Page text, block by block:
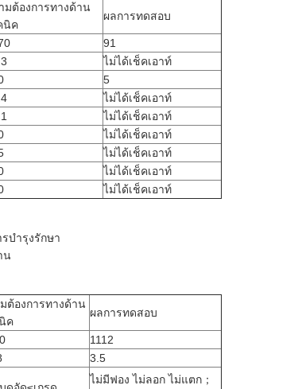
มต้องการทางด้าน
นิค
ผลการทดสอบ
91
ไม่ได้เช็คเอาท์
5
ไม่ได้เช็คเอาท์
ไม่ได้เช็คเอาท์
ไม่ได้เช็คเอาท์
ไม่ได้เช็คเอาท์
ไม่ได้เช็คเอาท์
ไม่ได้เช็คเอาท์
บำรุงรักษา
น
ต้องการทางด้าน
ค
ผลการทดสอบ
1112
3.5
ไม่มีฟอง ไม่ลอก ไม่แตก；